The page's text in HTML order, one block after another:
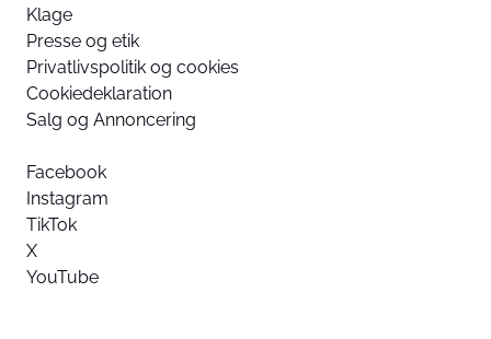
Klage
Presse og etik
Privatlivspolitik og cookies
Cookiedeklaration
Salg og Annoncering
Facebook
Instagram
TikTok
X
YouTube